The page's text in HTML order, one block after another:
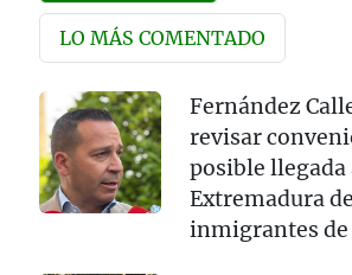
LO MÁS COMENTADO
Fernández
revisar
posible llegada
Extremadura de
inmigrantes de